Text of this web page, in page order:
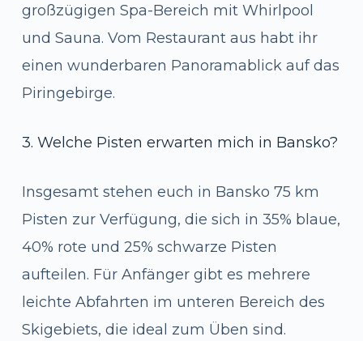
großzügigen Spa-Bereich mit Whirlpool
und Sauna. Vom Restaurant aus habt ihr
einen wunderbaren Panoramablick auf das
Piringebirge.
3. Welche Pisten erwarten mich in Bansko?
Insgesamt stehen euch in Bansko 75 km
Pisten zur Verfügung, die sich in 35% blaue,
40% rote und 25% schwarze Pisten
aufteilen. Für Anfänger gibt es mehrere
leichte Abfahrten im unteren Bereich des
Skigebiets, die ideal zum Üben sind.